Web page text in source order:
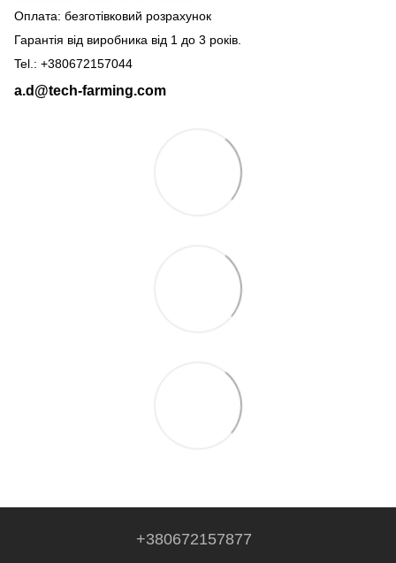
Оплата: безготівковий розрахунок
Гарантія від виробника від 1 до 3 років.
Tel.: +380672157044
a.d@tech-farming.com
+380672157877